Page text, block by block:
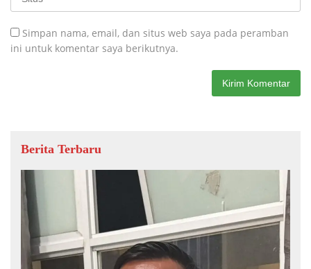
Simpan nama, email, dan situs web saya pada peramban
ini untuk komentar saya berikutnya.
Berita Terbaru